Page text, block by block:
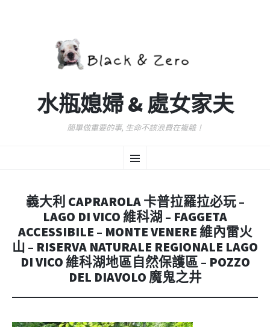
水瓶媳婦 & 處女家夫
簡單做重要的事, 生命不該浪費在複雜！
選
至
容
義大利 CAPRAROLA 卡普拉羅拉必玩 –
LAGO DI VICO 維科湖 – FAGGETA
ACCESSIBILE – MONTE VENERE 維內雷火
山 – RISERVA NATURALE REGIONALE LAGO
DI VICO 維科湖地區自然保護區 – POZZO
DEL DIAVOLO 魔鬼之井